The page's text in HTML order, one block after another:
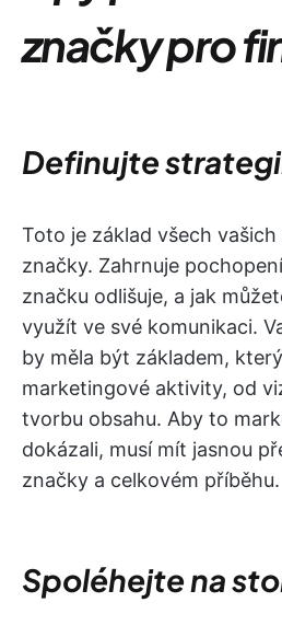
značky pro
Definujte
Toto je základ všech
značky. Zahrnuje
značku odlišuje, a jak
využít ve své komunikaci.
by měla být základem,
marketingové aktivity, od
tvorbu obsahu. Aby to
dokázali, musí mít jasnou
značky a celkovém příběhu.
Spoléhejte na